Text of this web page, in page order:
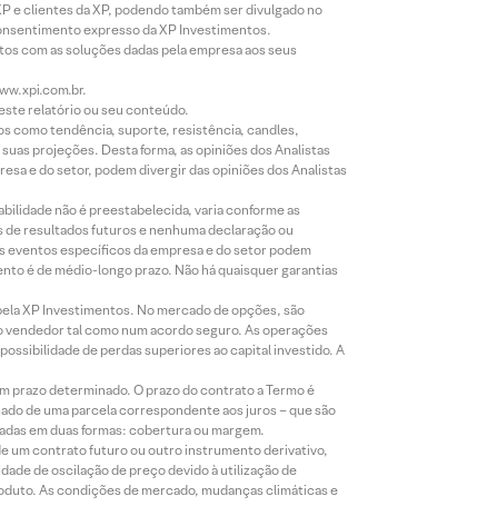
e clientes da XP, podendo também ser divulgado no
expresso da XP Investimentos.
com as soluções dadas pela empresa aos seus
relatório ou seu conteúdo.
como tendência, suporte, resistência, candles,
projeções. Desta forma, as opiniões dos Analistas
e do setor, podem divergir das opiniões dos Analistas
não é preestabelecida, varia conforme as
resultados futuros e nenhuma declaração ou
eventos específicos da empresa e do setor podem
é de médio-longo prazo. Não há quaisquer garantias
XP Investimentos. No mercado de opções, são
tal como num acordo seguro. As operações
de perdas superiores ao capital investido. A
prazo determinado. O prazo do contrato a Termo é
de uma parcela correspondente aos juros – que são
em duas formas: cobertura ou margem.
um contrato futuro ou outro instrumento derivativo,
de oscilação de preço devido à utilização de
As condições de mercado, mudanças climáticas e